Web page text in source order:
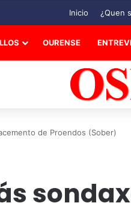
Inicio ¿Quen
OURENSE
de Proendos (Sober)